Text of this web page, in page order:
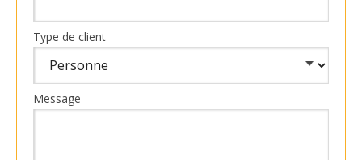
Type de client
Message